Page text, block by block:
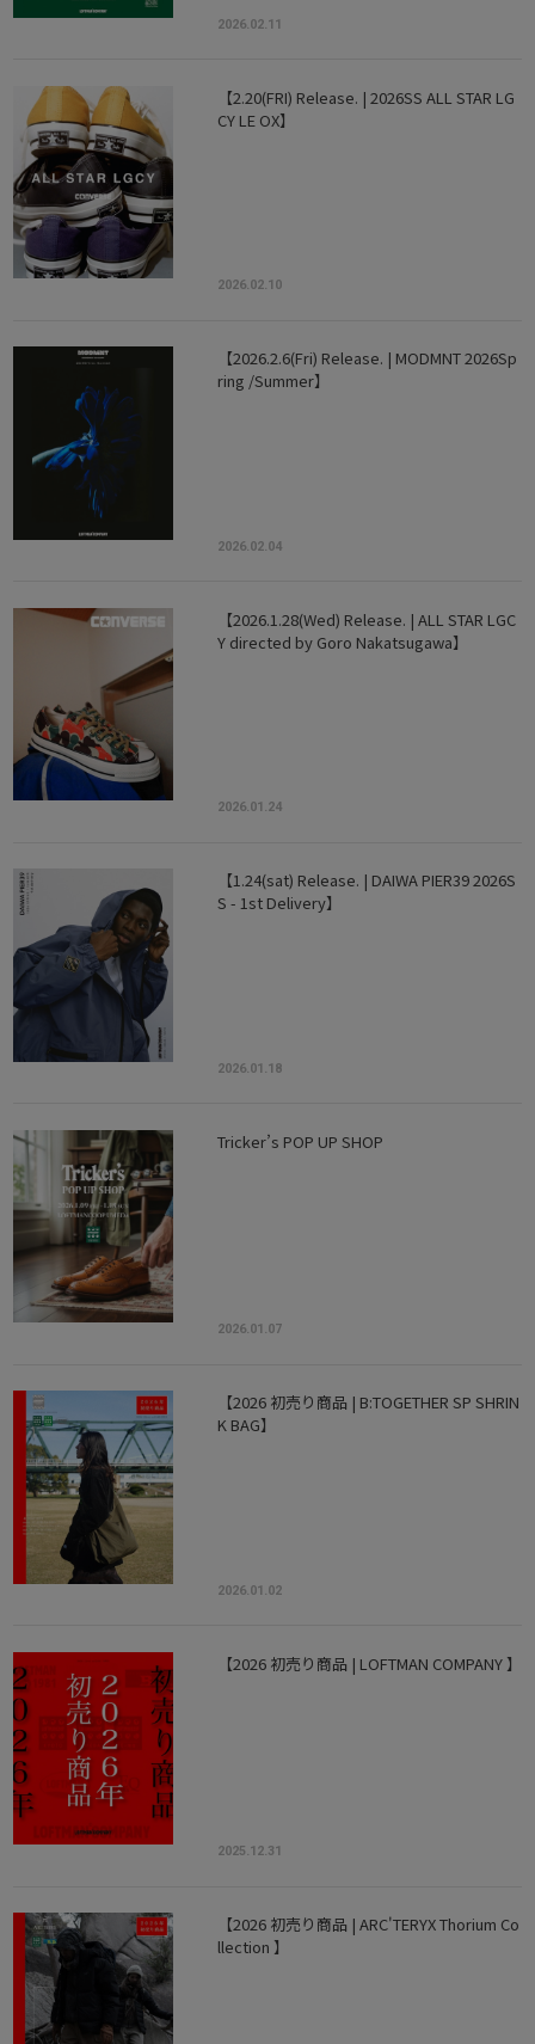
2026.02.11
【2.20(FRI) Release. | 2026SS ALL STAR LG
CY LE OX】
2026.02.10
【2026.2.6(Fri) Release. | MODMNT 2026Sp
ring /Summer】
2026.02.04
【2026.1.28(Wed) Release. | ALL STAR LGC
Y directed by Goro Nakatsugawa】
2026.01.24
【1.24(sat) Release. | DAIWA PIER39 2026S
S - 1st Delivery】
2026.01.18
Tricker’s POP UP SHOP
2026.01.07
【2026 初売り商品 | B:TOGETHER SP SHRIN
K BAG】
2026.01.02
【2026 初売り商品 | LOFTMAN COMPANY 】
2025.12.31
【2026 初売り商品 | ARC'TERYX Thorium Co
llection 】